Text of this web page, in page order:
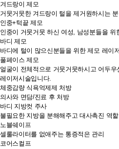
겨드랑이 제모
거뭇거뭇한 겨드랑이 털을 제거원하시는
인중+턱끝 제모
인중이 거뭇거뭇 하신 여성, 남성분들을 위
바디 제모
바디에 털이 많으신분들을 위한 제모 레이
풀페이스 제모
얼굴이 전체적으로 거뭇거뭇하시고 어두
레이저시술입니다.
체중감량 식욕억제제 처방
의사와 면담/진료 후 처방
바디 지방컷 주사
불필요한 지방을 분해해주고 대사촉진 역
노블쉐이프
셀룰라이터를 없애주는 통증적은 관리
코어스컬프